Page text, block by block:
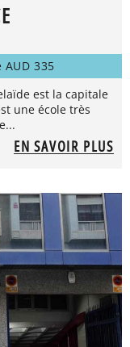
335
est la capitale
une école très
EN SAVOIR PLUS